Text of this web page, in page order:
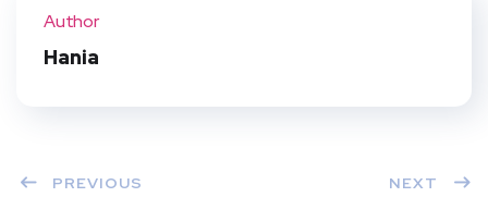
Author
Hania
PREVIOUS NEXT